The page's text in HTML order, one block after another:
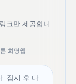
크만 제공합니
희명웹
. 잠시 후 다